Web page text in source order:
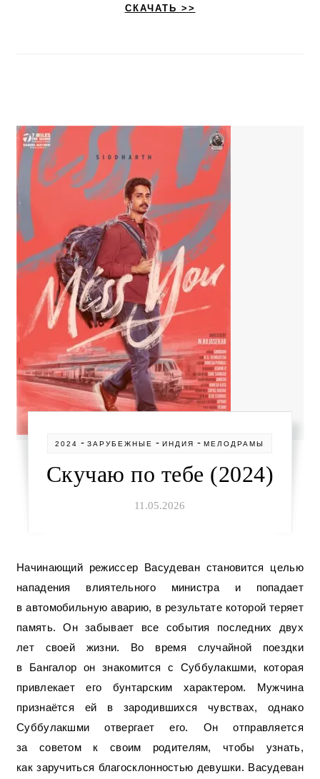
СКАЧАТЬ >>
2024 -ЗАРУБЕЖНЫЕ -ИНДИЯ -МЕЛОДРАМЫ
Скучаю по тебе (2024)
11.05.2026
Начинающий режиссер Васудеван становится целью
нападения влиятельного министра и попадает
в автомобильную аварию, в результате которой теряет
память. Он забывает все события последних двух
лет своей жизни. Во время случайной поездки
в Бангалор он знакомится с Суббулакшми, которая
привлекает его бунтарским характером. Мужчина
признаётся ей в зародившихся чувствах, однако
Суббулакшми отвергает его. Он отправляется
за советом к своим родителям, чтобы узнать,
как заручиться благосклонностью девушки. Васудеван